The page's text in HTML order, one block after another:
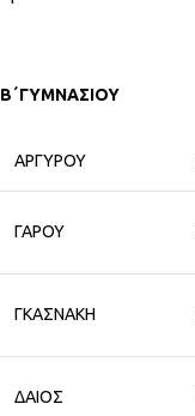
Β΄ΓΥΜΝΑΣΙΟΥ
ΑΡΓΥΡΟΥ
ΓΑΡΟΥ
ΓΚΑΣΝΑΚΗ
ΔΑΙΟΣ